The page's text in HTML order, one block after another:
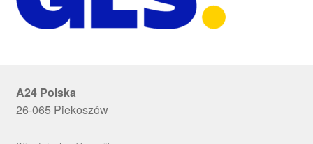
A24 Polska
26-065 Piekoszów